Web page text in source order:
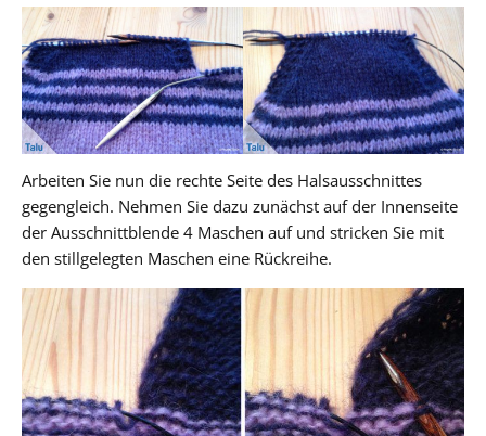
Arbeiten Sie nun die rechte Seite des Halsausschnittes
gegengleich. Nehmen Sie dazu zunächst auf der Innenseite
der Ausschnittblende 4 Maschen auf und stricken Sie mit
den stillgelegten Maschen eine Rückreihe.